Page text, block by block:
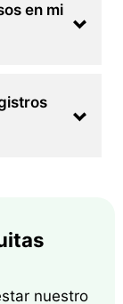
en mi
nuestro